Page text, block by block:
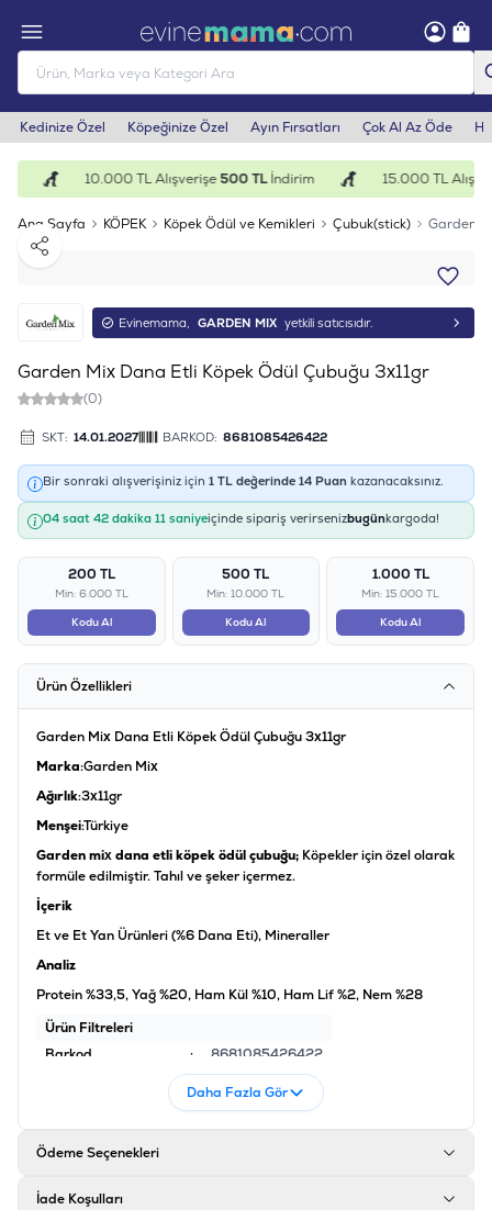
Kedinize Özel Köpeğinize Özel Ayın Fırsatları Çok Al Az Öde
10.000 TL Alışverişe500 TLİndirim 15.000 TL
Ana Sayfa KÖPEK Köpek Ödül ve Kemikleri Çubuk(stick)
Garden
Paylaş
Evinemama, GARDEN MIX yetkili satıcısıdır.
Garden Mix Dana Etli Köpek Ödül Çubuğu 3x11gr
(0)
SKT: 14.01.2027 BARKOD: 8681085426422
Bir sonraki alışverişiniz için 1 TL değerinde 14 Puan kazanacaksınız.
04 saat 42 dakika 11 saniyeiçinde sipariş verirsenizbugünkargoda!
200 TL
Min: 6.000 TL
Kodu Al
500 TL
Min: 10.000 TL
Kodu Al
1.000 TL
Min: 15.000 TL
Kodu Al
Ürün Özellikleri
Garden Mix Dana Etli Köpek Ödül Çubuğu 3x11gr
Marka:Garden Mix
Ağırlık:3x11gr
Menşei:Türkiye
Garden mix dana etli köpek ödül çubuğu; Köpekler için özel olarak
formüle edilmiştir. Tahıl ve şeker içermez.
İçerik
Et ve Et Yan Ürünleri (%6 Dana Eti), Mineraller
Analiz
Protein %33,5, Yağ %20, Ham Kül %10, Ham Lif %2, Nem %28
Ürün Filtreleri
Barkod
:
8681085426422
Tedarikçi Ürün Kodu
: 580-201
Daha Fazla Gör
Ödeme Seçenekleri
İade Koşulları